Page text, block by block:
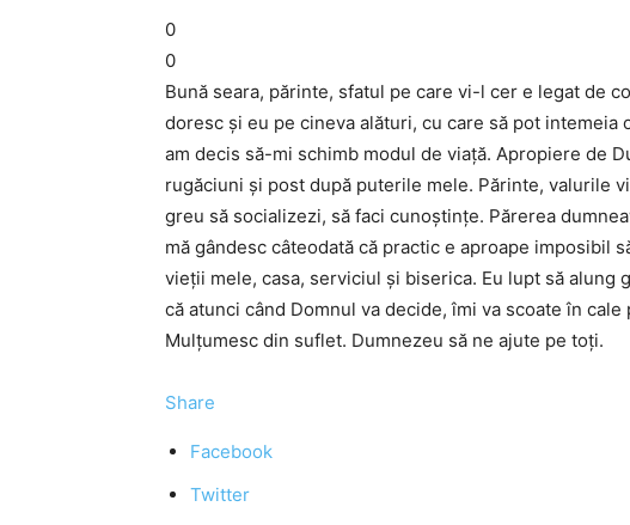
0
0
Bună seara, părinte, sfatul pe care vi-l cer e legat de
doresc şi eu pe cineva alături, cu care să pot
am decis să-mi schimb modul de viaţă. Apropiere de
rugăciuni şi post după puterile mele. Părinte, valurile
greu să socializezi, să faci cunoştinţe. Părerea
mă gândesc câteodată că practic e aproape imposibil
vieţii mele, casa, serviciul şi biserica. Eu lupt să alung
că atunci când Domnul va decide, îmi va scoate în
Mulţumesc din suflet. Dumnezeu să ne ajute pe toţi.
Share
Facebook
Twitter